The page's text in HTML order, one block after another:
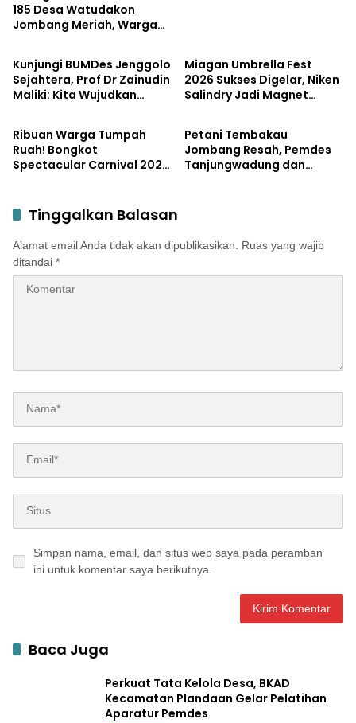
185 Desa Watudakon
Jombang Meriah, Warga
Bisnis
Kunjungi BUMDes Jenggolo
Sejahtera, Prof Dr Zainudin
Maliki: Kita Wujudkan
Miagan Umbrella Fest
2026 Sukses Digelar, Niken
Salindry Jadi Magnet
Pemerintahan
Ribuan Warga Tumpah
Ruah! Bongkot
Spectacular Carnival 2026
Pemerintahan
Petani Tembakau
Jombang Resah, Pemdes
Tanjungwadung dan
Tinggalkan Balasan
Alamat email Anda tidak akan dipublikasikan.
Ruas yang wajib
ditandai *
Simpan nama, email, dan situs web saya pada peramban
ini untuk komentar saya berikutnya.
Baca Juga
Perkuat Tata Kelola Desa, BKAD
Kecamatan Plandaan Gelar Pelatihan
Aparatur Pemdes